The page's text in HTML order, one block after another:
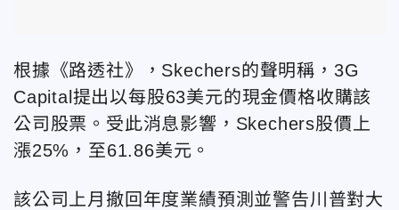
根據《路透社》，Skechers的聲明稱，3G
Capital提出以每股63美元的現金價格收購該
公司股票。受此消息影響，Skechers股價上
漲25%，至61.86美元。
該公司上月撤回 年度業績預測並警告川普對大